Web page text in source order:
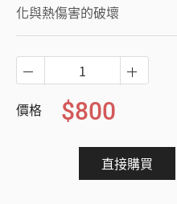
化與熱傷害的破壞
價格 $800
直接購買